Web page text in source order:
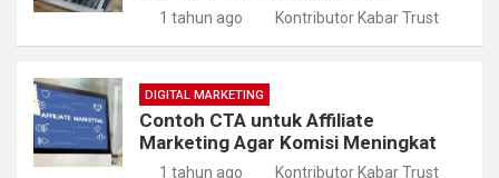
1 tahun ago Kontributor Kabar Trust
DIGITAL MARKETING
Contoh CTA untuk Affiliate
Marketing Agar Komisi Meningkat
1 tahun ago Kontributor Kabar Trust